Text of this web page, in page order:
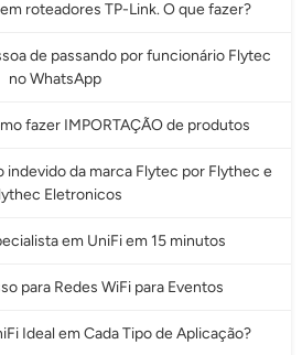
roteadores TP-Link. O que fazer?
de passando por funcionário Flytec
no WhatsApp
fazer IMPORTAÇÃO de produtos
indevido da marca Flytec por Flythec e
Eletronicos
em UniFi em 15 minutos
para Redes WiFi para Eventos
Ideal em Cada Tipo de Aplicação?